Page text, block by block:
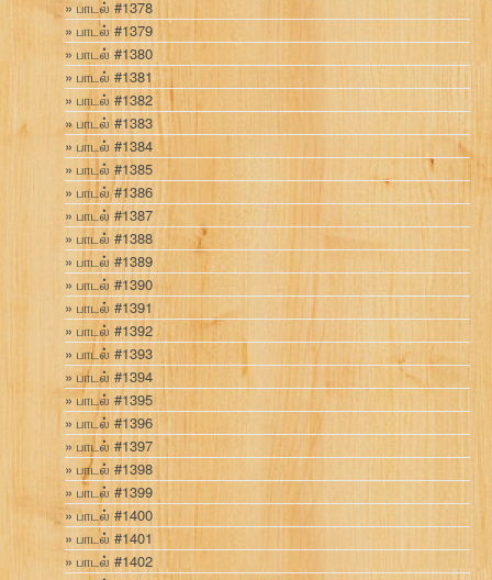
பாடல் #1378
பாடல் #1379
பாடல் #1380
பாடல் #1381
பாடல் #1382
பாடல் #1383
பாடல் #1384
பாடல் #1385
பாடல் #1386
பாடல் #1387
பாடல் #1388
பாடல் #1389
பாடல் #1390
பாடல் #1391
பாடல் #1392
பாடல் #1393
பாடல் #1394
பாடல் #1395
பாடல் #1396
பாடல் #1397
பாடல் #1398
பாடல் #1399
பாடல் #1400
பாடல் #1401
பாடல் #1402